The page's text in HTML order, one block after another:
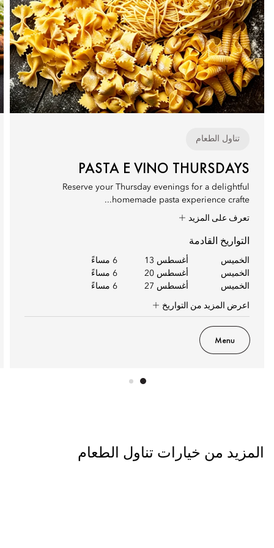
تناول الطعام
PASTA E VINO THURSDAYS
Reserve your Thursday evenings for a delightful
homemade pasta experience crafte...
تعرف على المزيد
التواريخ القادمة
الخميس أغسطس 13
6 مساءً
الخميس
أغسطس 20
6 مساءً
الخميس
أغسطس 27 6 مساءً
اعرض المزيد من التواريخ
Menu
المزيد من خيارات تناول الطعام